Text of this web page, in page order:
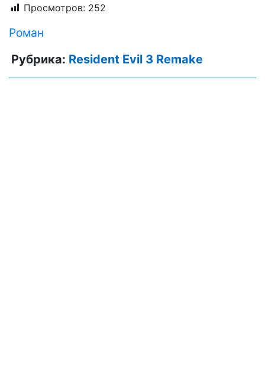
Просмотров: 252
Роман
Рубрика: Resident Evil 3 Remake